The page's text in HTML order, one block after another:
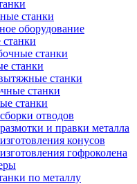
станки
оборудование
станки
станки
станки
станки
станки
отводов
и правки металла
конусов
гофроколена
по металлу